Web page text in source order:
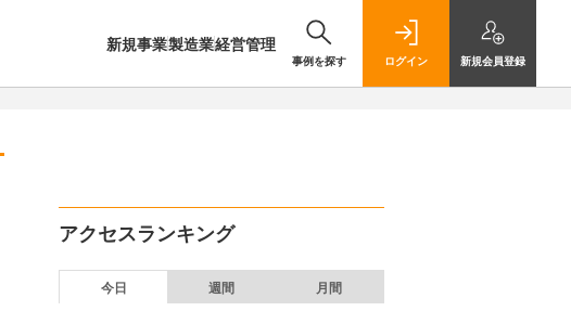
新規事業製造業経営管理
事例を探す ログイン 新規会員登録
アクセスランキング
今日 週間 月間